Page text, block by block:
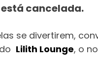
está cancelada.
se divertirem,
Lilith Lounge, o